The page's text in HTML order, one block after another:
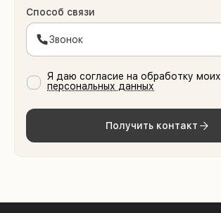
Способ связи
Звонок
Я даю согласие на обработку моих
персональных данных
Получить контакт